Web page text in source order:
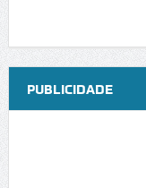
PUBLICIDADE